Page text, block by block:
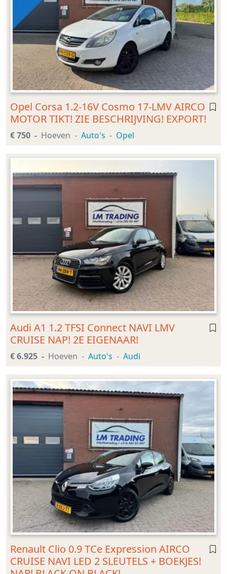
Opel Corsa 1.2-16V Cosmo 17-LMV AIRCO
MOTOR TIKT! ZIE BESCHRIJVING! EXPORT!
€ 750 Hoeven Auto's Opel
Audi A1 1.2 TFSI Connect NAVI LMV
CRUISE NAP! 2E EIGENAAR!
€ 6.925 Hoeven Auto's Audi
Renault Clio 0.9 TCe Expression AIRCO
CRUISE NAVI LED 2 SLEUTELS + BOEKJES!